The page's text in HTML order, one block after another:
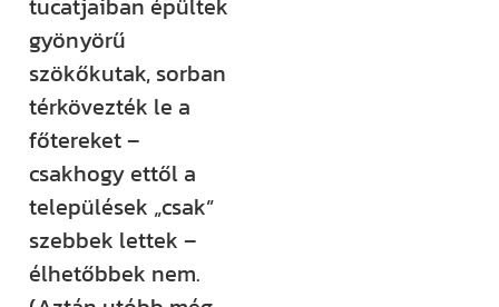
tucatjaiban épültek
gyönyörű
szökőkutak, sorban
térkövezték le a
főtereket –
csakhogy ettől a
települések „csak”
szebbek lettek –
élhetőbbek nem.